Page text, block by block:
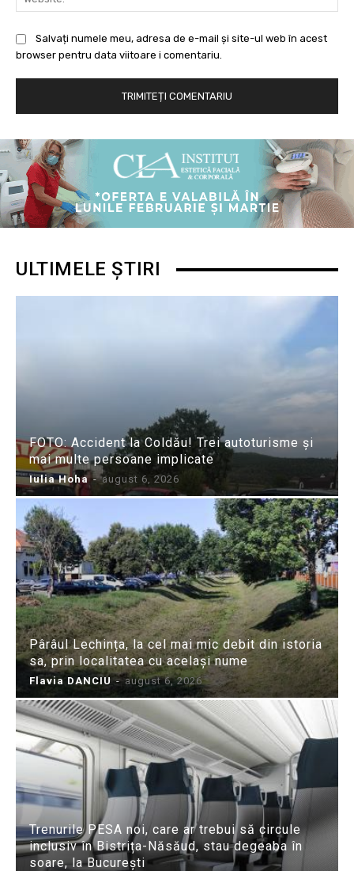
Salvați numele meu, adresa de e-mail și site-ul web în acest
browser pentru data viitoare i comentariu.
ULTIMELE ȘTIRI
FOTO: Accident la Coldău! Trei autoturisme și
mai multe persoane implicate
Iulia Hoha - august 6, 2026
Pârâul Lechința, la cel mai mic debit din istoria
sa, prin localitatea cu același nume
Flavia DANCIU - august 6, 2026
Trenurile PESA noi, care ar trebui să circule
inclusiv în Bistrița-Năsăud, stau degeaba în
soare, la București